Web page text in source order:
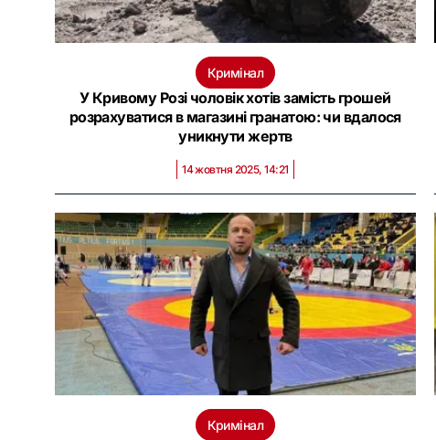
Кримінал
У Кривому Розі чоловік хотів замість грошей
розрахуватися в магазині гранатою: чи вдалося
уникнути жертв
14 жовтня 2025, 14:21
Кримінал